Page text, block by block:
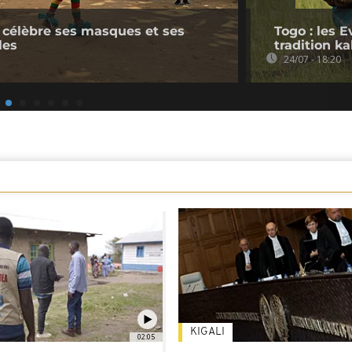
ses masques et ses
Togo : les
tradition
24/07 - 18:20
02:05 KIGALI